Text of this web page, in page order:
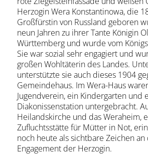
Herzogin Wera Konstantinowa, die
Großfürstin von Russland geboren
neun Jahren zu ihrer Tante Königin
Württemberg und wurde vom
Sie war sozial sehr engagiert und
großen Wohltäterin des Landes.
unterstützte sie auch dieses 1904
Gemeindehaus. Im Wera-Haus
Jugendverein, ein Kindergarten und
Diakonissenstation untergebracht.
Heilandskirche und das Weraheim,
Zufluchtsstätte für Mütter in Not,
noch heute als sichtbare Zeichen an
Engagement der Herzogin.